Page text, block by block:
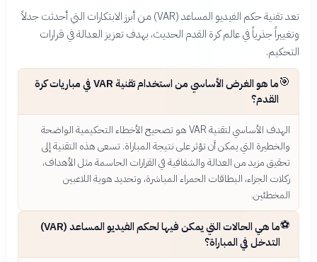
تعد تقنية حكم الفيديو المساعد (VAR) من أبرز الابتكارات التي أحدثت جدلاً
وتغييراً جذرياً في عالم كرة القدم الحديث، بهدف تعزيز العدالة في قرارات
التحكيم.
🎯
ما هو الغرض الأساسي من استخدام تقنية VAR في مباريات كرة
القدم؟
الهدف الأساسي لتقنية VAR هو تصحيح الأخطاء التحكيمية الواضحة
والخطيرة التي يمكن أن تؤثر على نتيجة المباراة. تسعى هذه التقنية إلى
تحقيق مزيد من العدالة والشفافية في القرارات الحاسمة مثل الأهداف،
ركلات الجزاء، البطاقات الحمراء المباشرة، وتحديد هوية اللاعبين
المخطئين.
⚽
ما هي الحالات التي يمكن فيها لحكم الفيديو المساعد (VAR)
التدخل في المباراة؟